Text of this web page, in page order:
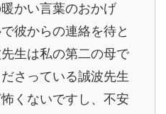
かい言葉のおかげ
彼からの連絡を待と
生は私の第二の母で
さっている誠波先生
くないですし、不安